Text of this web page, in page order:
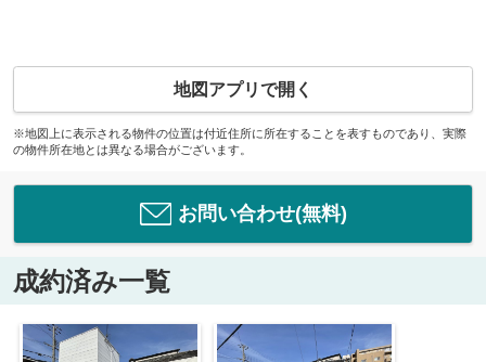
地図アプリで開く
※地図上に表示される物件の位置は付近住所に所在することを表すものであり、実際
の物件所在地とは異なる場合がございます。
お問い合わせ(無料)
成約済み一覧